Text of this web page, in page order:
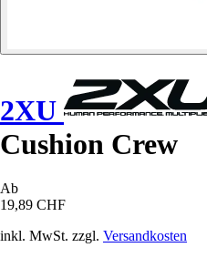
2XU
Cushion Crew
Ab
19,89 CHF
inkl. MwSt. zzgl. Versandkosten